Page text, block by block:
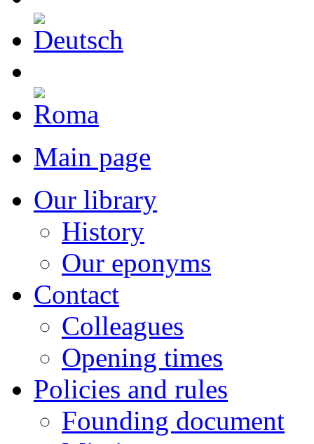
Main page
Our library
History
Our eponyms
Contact
Colleagues
Opening times
Policies and rules
Founding document